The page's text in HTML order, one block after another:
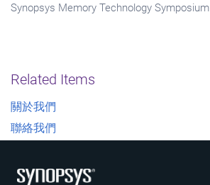
Synopsys Memory Technology Symposium
Related Items
關於我們
聯絡我們